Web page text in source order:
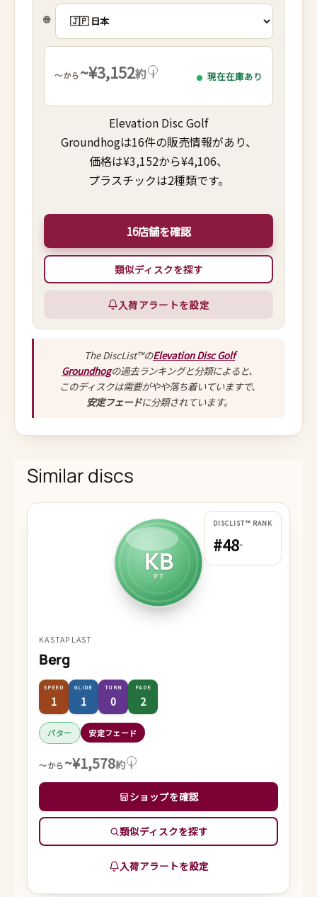
🌐
～から~¥3,152約 i 現在在庫あり
Elevation Disc Golf
Groundhogは16件の販売情報があり、
価格は¥3,152から¥4,106、
プラスチックは2種類です。
16店舗を確認
類似ディスクを探す
入荷アラートを設定
The DiscList™のElevation Disc Golf
Groundhogの過去ランキングと分類によると、
このディスクは需要がやや落ち着いていますで、
安定フェードに分類されています。
Similar discs
KB
PT
DISCLIST™ RANK
#48-
KASTAPLAST
Berg
SPEED
1
GLIDE
1
TURN
0
FADE
2
パター 安定フェード
～から~¥1,578約 i
ショップを確認
類似ディスクを探す
入荷アラートを設定